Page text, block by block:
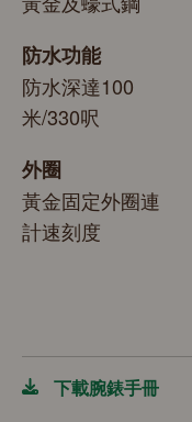
防水功能
防水深達100
米/330呎
外圈
黃金固定外圈連
計速刻度
下載腕錶手冊